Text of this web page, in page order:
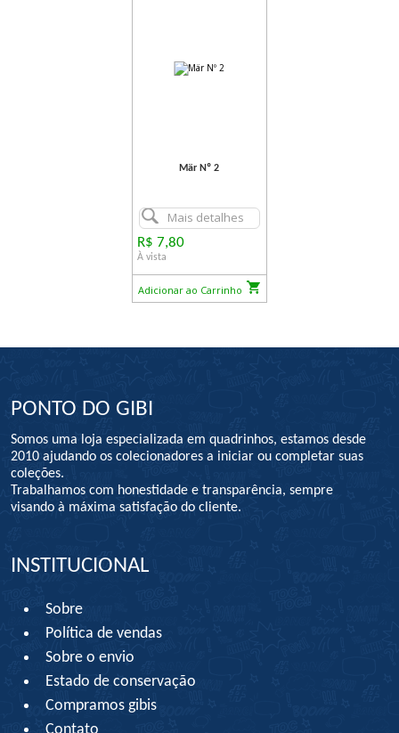
Mär Nº 2
Mais detalhes
R$ 7,80
À vista
Adicionar ao Carrinho
PONTO DO GIBI
Somos uma loja especializada em quadrinhos, estamos desde
2010 ajudando os colecionadores a iniciar ou completar suas
coleções.
Trabalhamos com honestidade e transparência, sempre
visando à máxima satisfação do cliente.
INSTITUCIONAL
Sobre
Política de vendas
Sobre o envio
Estado de conservação
Compramos gibis